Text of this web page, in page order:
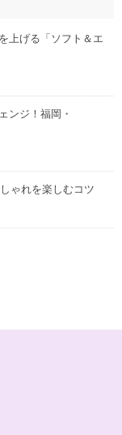
上げる「ソフト＆エ
ンジ！福岡・
ゃれを楽しむコツ